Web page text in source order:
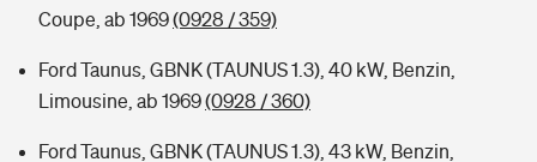
Coupe, ab 1969(0928 / 359)
Ford Taunus, GBNK (TAUNUS 1.3), 40 kW, Benzin,
Limousine, ab 1969(0928 / 360)
Ford Taunus, GBNK (TAUNUS 1.3), 43 kW, Benzin,